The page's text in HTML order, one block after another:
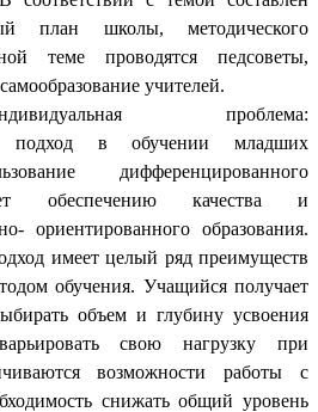
план школы, методического
теме проводятся педсоветы,
учителей.
проблема:
подход в обучении младших
дифференцированного
обеспечению качества и
ориентированного образования.
имеет целый ряд преимуществ
обучения. Учащийся получает
объем и глубину усвоения
свою нагрузку при
возможности работы с
снижать общий уровень